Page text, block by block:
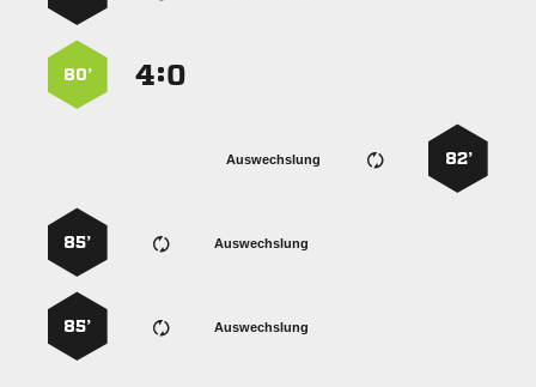
:
80’
82’
Auswechslung
Auswechslung
85’
Auswechslung
85’